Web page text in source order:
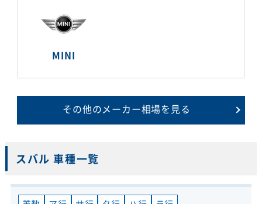
MINI
その他のメーカー相場を見る
スバル 車種一覧